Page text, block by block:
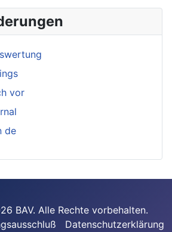
vor
de
BAV. Alle Rechte vorbehalten.
Datenschutzerklärung